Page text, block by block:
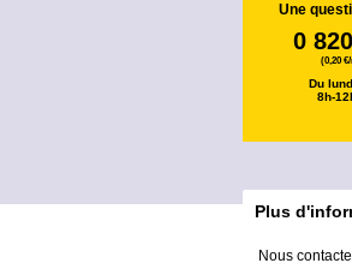
Une
0
(0,20
Du
8h-
Plus
Nous